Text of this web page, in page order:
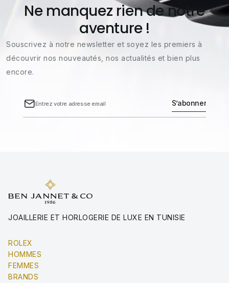
Ne manquez rien de notre
aventure !
Souscrivez à notre newsletter et soyez les premiers à
découvrir nos nouveautés, nos actualités et bien plus
encore.
JOAILLERIE ET HORLOGERIE DE LUXE EN TUNISIE
ROLEX
HOMMES
FEMMES
BRANDS